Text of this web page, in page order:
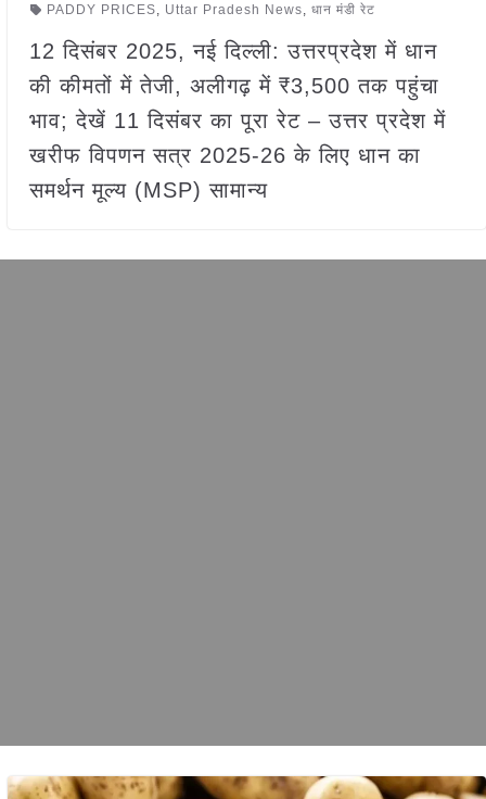
PADDY PRICES
Uttar Pradesh News धान मंडी रेट
12 दिसंबर 2025, नई दिल्ली: उत्तरप्रदेश में धान
की कीमतों में तेजी, अलीगढ़ में ₹3,500 तक पहुंचा
भाव; देखें 11 दिसंबर का पूरा रेट – उत्तर प्रदेश में
खरीफ विपणन सत्र 2025-26 के लिए धान का
समर्थन मूल्य (MSP) सामान्य